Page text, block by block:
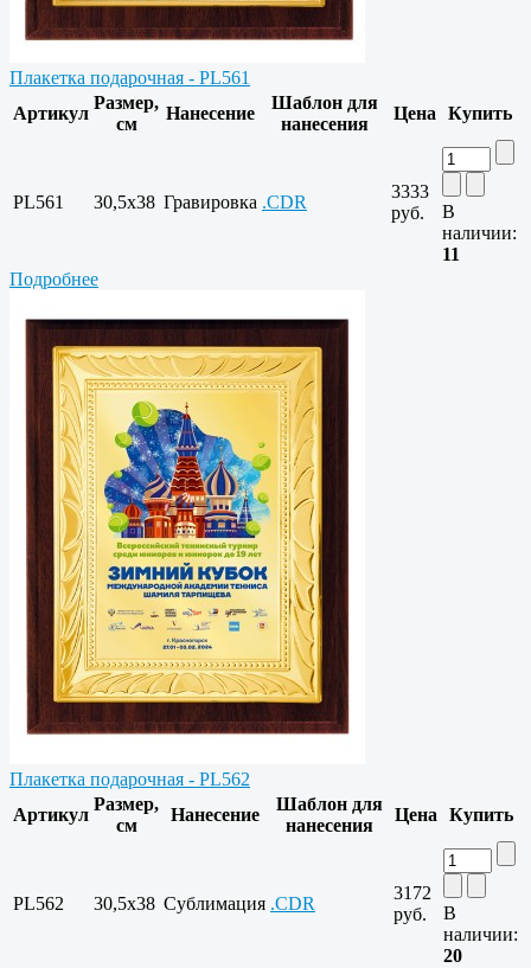
Плакетка подарочная - PL561
Артикул
Размер,
см
Нанесение
Шаблон для
нанесения
Цена Купить
PL561 30,5x38 Гравировка .CDR
3333
руб.
В
наличии:
11
Подробнее
Плакетка подарочная - PL562
Артикул
Размер,
см
Нанесение
Шаблон для
нанесения
Цена Купить
PL562 30,5x38 Сублимация .CDR
3172
руб.
В
наличии:
20